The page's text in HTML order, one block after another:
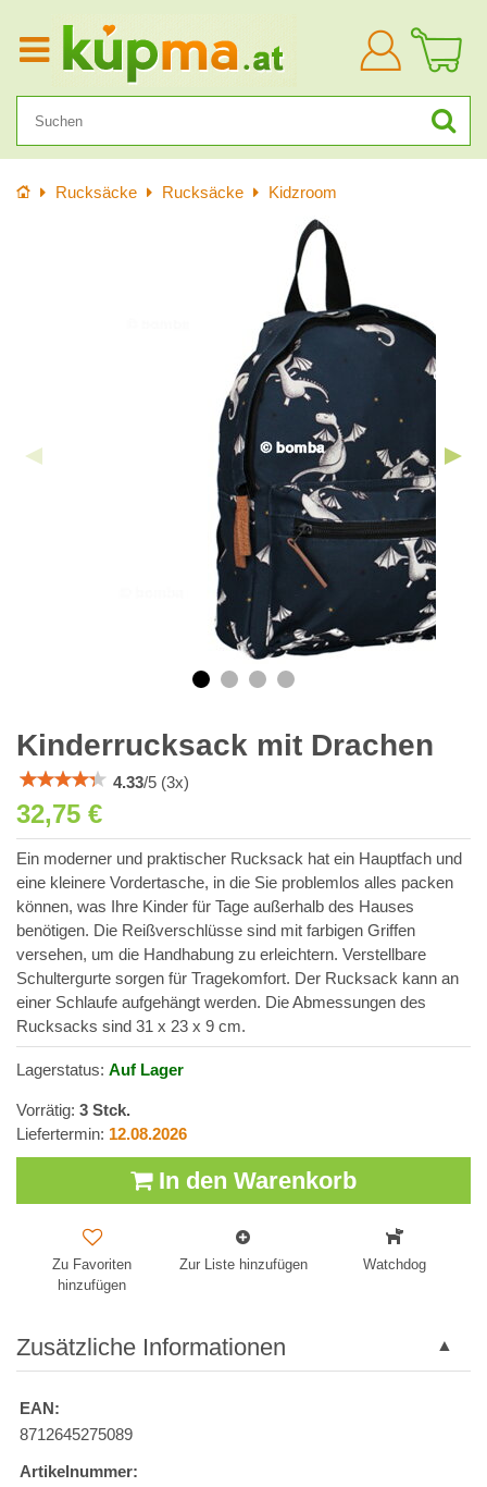
Anmelden
StartseiteRucksäcke Rucksäcke Kidzroom
Kinderrucksack mit Drachen
4.33/5 (3x)
32,75 €
Ein moderner und praktischer Rucksack hat ein Hauptfach und
eine kleinere Vordertasche, in die Sie problemlos alles packen
können, was Ihre Kinder für Tage außerhalb des Hauses
benötigen. Die Reißverschlüsse sind mit farbigen Griffen
versehen, um die Handhabung zu erleichtern. Verstellbare
Schultergurte sorgen für Tragekomfort. Der Rucksack kann an
einer Schlaufe aufgehängt werden. Die Abmessungen des
Rucksacks sind 31 x 23 x 9 cm.
Lagerstatus: Auf Lager
Vorrätig: 3 Stck.
Liefertermin: 12.08.2026
In den Warenkorb
Zu Favoriten
hinzufügen
Zur Liste hinzufügen Watchdog
Zusätzliche Informationen
EAN:
8712645275089
Artikelnummer: